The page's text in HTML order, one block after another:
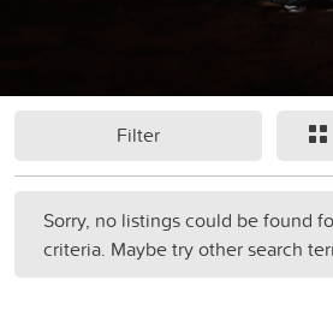
Filter
Sorry, no listings could be found
criteria. Maybe try other search